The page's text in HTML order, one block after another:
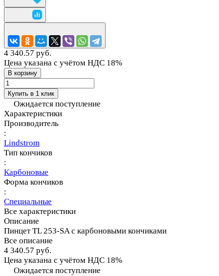
4 340.57 руб.
Цена указана с учётом НДС 18%
В корзину
Купить в 1 клик
Ожидается поступление
Характеристики
Производитель
:
Lindstrom
Тип кончиков
:
Карбоновые
Форма кончиков
:
Специальные
Все характеристики
Описание
Пинцет TL 253-SA с карбоновыми кончиками
Все описание
4 340.57 руб.
Цена указана с учётом НДС 18%
Ожидается поступление